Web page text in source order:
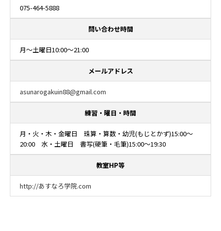
075-464-5888
問い合わせ時間
月～土曜日10:00～21:00
メールアドレス
asunarogakuin88@gmail.com
練習・曜日・時間
月・火・木・金曜日 珠算・算数・幼児(もじとかず)15:00～
20:00 水・土曜日 書写(硬筆・毛筆)15:00～19:30
教室HP等
http://あすなろ学院.com